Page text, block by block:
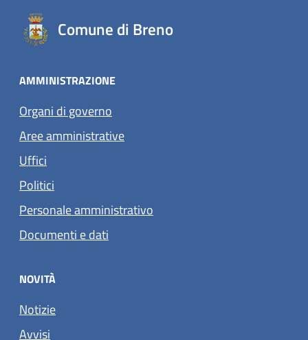
Comune di Breno
AMMINISTRAZIONE
Organi di governo
Aree amministrative
Uffici
Politici
Personale amministrativo
Documenti e dati
NOVITÀ
Notizie
Avvisi